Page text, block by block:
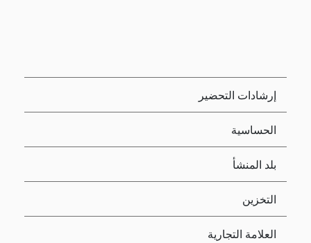
إرشادات التحضير
الحساسية
بلد المنشأ
التخزين
العلامة التجارية